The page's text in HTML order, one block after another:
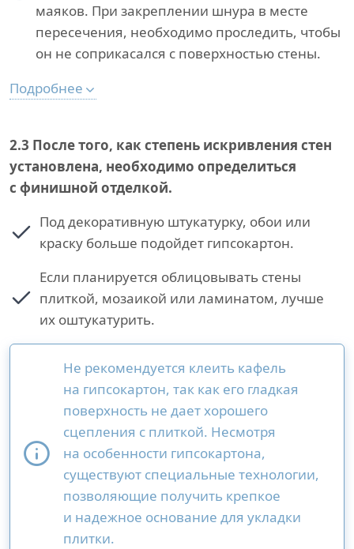
маяков. При закреплении шнура в месте
пересечения, необходимо проследить, чтобы
он не соприкасался с поверхностью стены.
Подробнее
2.3 После того, как степень искривления стен
установлена, необходимо определиться
с финишной отделкой.
Под декоративную штукатурку, обои или
краску больше подойдет гипсокартон.
Если планируется облицовывать стены
плиткой, мозаикой или ламинатом, лучше
их оштукатурить.
Не рекомендуется клеить кафель
на гипсокартон, так как его гладкая
поверхность не дает хорошего
сцепления с плиткой. Несмотря
на особенности гипсокартона,
существуют специальные технологии,
позволяющие получить крепкое
и надежное основание для укладки
плитки.